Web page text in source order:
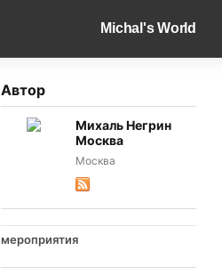
Michal's World
Автор
Михаль Негрин
Москва
Москва
мероприятия